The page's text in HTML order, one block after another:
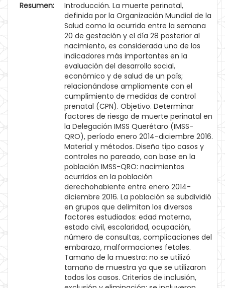
Resumen:
Introducción. La muerte perinatal,
definida por la Organización Mundial de la
Salud como la ocurrida entre la semana
20 de gestación y el día 28 posterior al
nacimiento, es considerada uno de los
indicadores más importantes en la
evaluación del desarrollo social,
económico y de salud de un país;
relacionándose ampliamente con el
cumplimiento de medidas de control
prenatal (CPN). Objetivo. Determinar
factores de riesgo de muerte perinatal en
la Delegación IMSS Querétaro (IMSS-
QRO), período enero 2014-diciembre 2016.
Material y métodos. Diseño tipo casos y
controles no pareado, con base en la
población IMSS-QRO: nacimientos
ocurridos en la población
derechohabiente entre enero 2014-
diciembre 2016. La población se subdividió
en grupos que delimitan los diversos
factores estudiados: edad materna,
estado civil, escolaridad, ocupación,
número de consultas, complicaciones del
embarazo, malformaciones fetales.
Tamaño de la muestra: no se utilizó
tamaño de muestra ya que se utilizaron
todos los casos. Criterios de inclusión,